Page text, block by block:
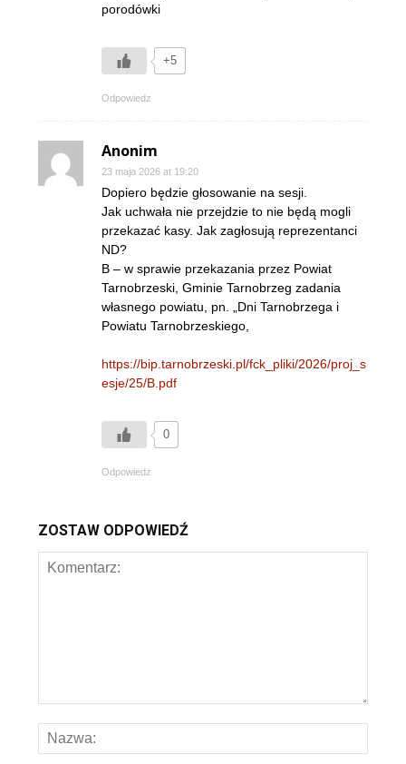
porodówki
+5
Odpowiedz
Anonim
23 maja 2026 at 19:20
Dopiero będzie głosowanie na sesji.
Jak uchwała nie przejdzie to nie będą mogli
przekazać kasy. Jak zagłosują reprezentanci
ND?
B – w sprawie przekazania przez Powiat
Tarnobrzeski, Gminie Tarnobrzeg zadania
własnego powiatu, pn. „Dni Tarnobrzega i
Powiatu Tarnobrzeskiego,
https://bip.tarnobrzeski.pl/fck_pliki/2026/proj_s
esje/25/B.pdf
0
Odpowiedz
ZOSTAW ODPOWIEDŹ